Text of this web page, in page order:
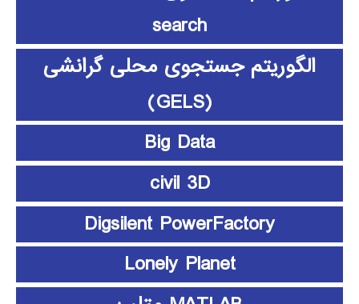
search
الگوریتم جستجوی محلی گرانشی
(GELS)
Big Data
civil 3D
Digsilent PowerFactory
Lonely Planet